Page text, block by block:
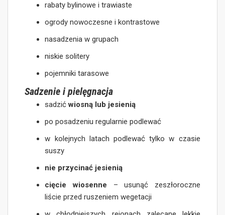
rabaty bylinowe i trawiaste
ogrody nowoczesne i kontrastowe
nasadzenia w grupach
niskie solitery
pojemniki tarasowe
Sadzenie i pielęgnacja
sadzićwiosną lub jesienią
po posadzeniu regularnie podlewać
w kolejnych latach podlewać tylko w czasie
suszy
nie przycinać jesienią
cięcie wiosenne – usunąć zeszłoroczne
liście przed ruszeniem wegetacji